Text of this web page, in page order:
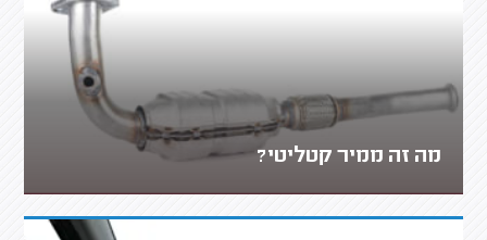
מה זה ממיר קטליטי?